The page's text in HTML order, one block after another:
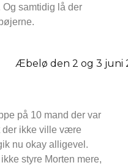
Og samtidig lå der
på 10 mand der var
der ikke ville være
nu okay alligevel.
styre Morten mere,